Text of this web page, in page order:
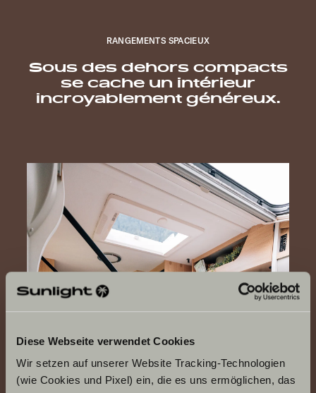
Diese Webseite verwendet Cookies
Wir setzen auf unserer Website Tracking-Technologien
(wie Cookies und Pixel) ein, die es uns ermöglichen, das
RANGEMENTS SPACIEUX
Sous des dehors compacts
se cache un intérieur
incroyablement généreux.